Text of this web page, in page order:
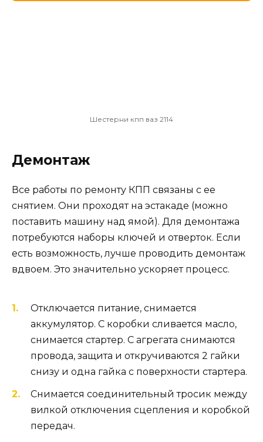
Шестерни кпп ваз 2114
Демонтаж
Все работы по ремонту КПП связаны с ее
снятием. Они проходят на эстакаде (можно
поставить машину над ямой). Для демонтажа
потребуются наборы ключей и отверток. Если
есть возможность, лучше проводить демонтаж
вдвоем. Это значительно ускоряет процесс.
Отключается питание, снимается
аккумулятор. С коробки сливается масло,
снимается стартер. С агрегата снимаются
провода, защита и откручиваются 2 гайки
снизу и одна гайка с поверхности стартера.
Снимается соединительный тросик между
вилкой отключения сцепления и коробкой
передач.